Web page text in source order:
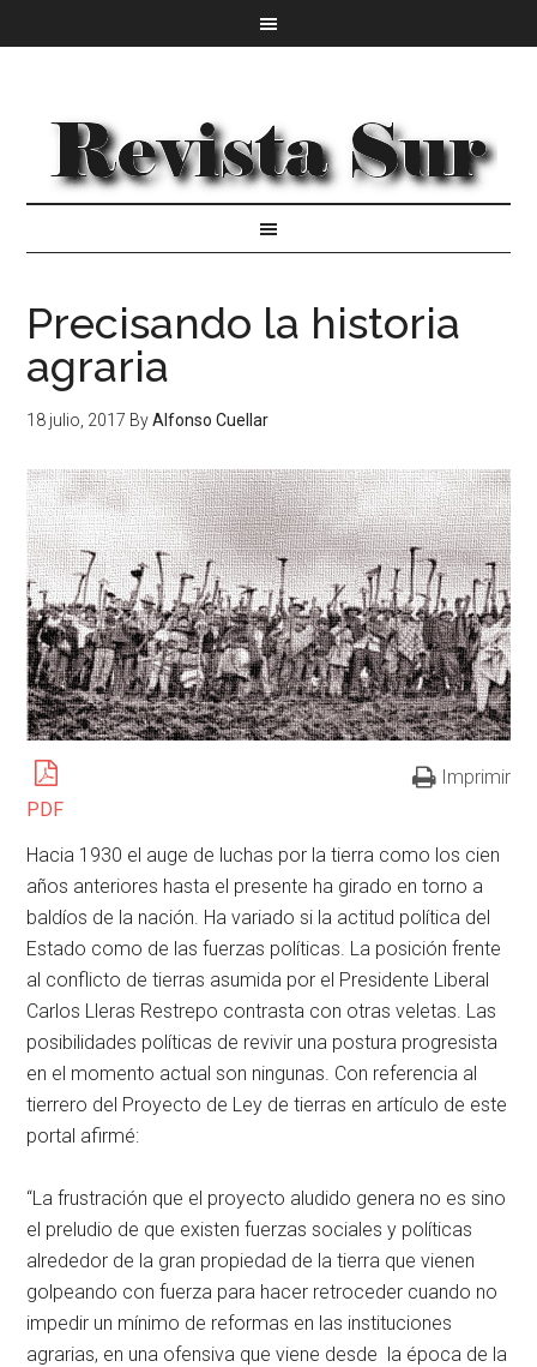
Precisando la historia
agraria
18 julio, 2017 ByAlfonso Cuellar
PDF
Imprimir
Hacia 1930 el auge de luchas por la tierra como los cien
años anteriores hasta el presente ha girado en torno a
baldíos de la nación. Ha variado si la actitud política del
Estado como de las fuerzas políticas. La posición frente
al conflicto de tierras asumida por el Presidente Liberal
Carlos Lleras Restrepo contrasta con otras veletas. Las
posibilidades políticas de revivir una postura progresista
en el momento actual son ningunas. Con referencia al
tierrero del Proyecto de Ley de tierras en artículo de este
portal afirmé:
“La frustración que el proyecto aludido genera no es sino
el preludio de que existen fuerzas sociales y políticas
alrededor de la gran propiedad de la tierra que vienen
golpeando con fuerza para hacer retroceder cuando no
impedir un mínimo de reformas en las instituciones
agrarias, en una ofensiva que viene desde la época de la